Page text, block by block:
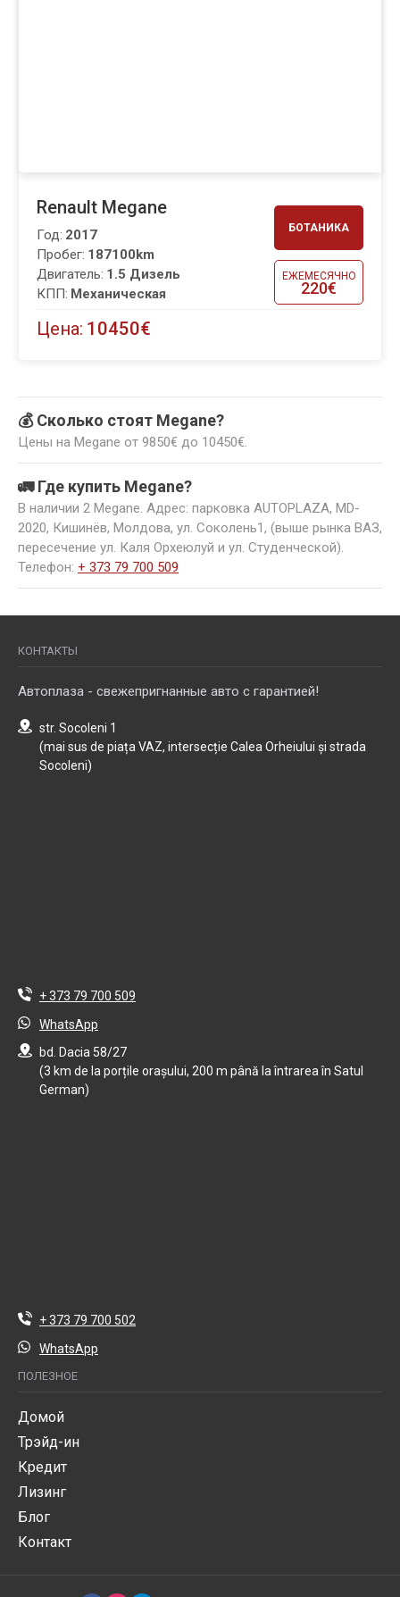
БОТАНИКА
ЕЖЕМЕСЯЧНО
220€
Renault Megane
Пробег: 187100km
Год: 2017
Двигатель: 1.5 Дизель
КПП: Механическая
Цена: 10450€
💰 Сколько стоят Megane?
Цены на Megane от 9850€ до 10450€.
🚛 Где купить Megane?
В наличии 2 Megane. Адрес: парковка AUTOPLAZA, MD-
2020, Кишинёв, Молдова, ул. Соколень1, (выше рынка ВАЗ,
пересечение ул. Каля Орхеюлуй и ул. Студенческой).
Телефон: + 373 79 700 509
КОНТАКТЫ
Автоплаза - свежепригнанные авто с гарантией!
str. Socoleni 1
(mai sus de piața VAZ, intersecție Calea Orheiului și strada
Socoleni)
+ 373 79 700 509
WhatsApp
bd. Dacia 58/27
(3 km de la porțile orașului, 200 m până la întrarea în Satul
German)
+ 373 79 700 502
WhatsApp
ПОЛЕЗНОЕ
Домой
Трэйд-ин
Кредит
Лизинг
Блог
Контакт